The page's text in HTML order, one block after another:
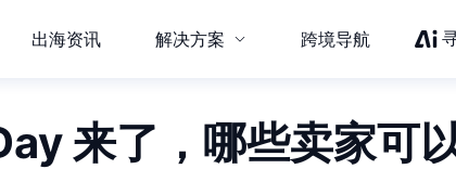
出海资讯 解决方案 跨境导航
来了，哪些卖家可